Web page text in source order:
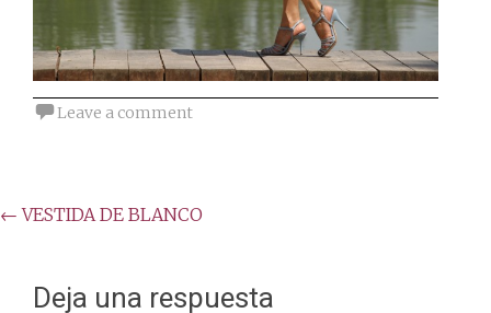
Leave a comment
Post
← VESTIDA DE BLANCO
Deja una respuesta